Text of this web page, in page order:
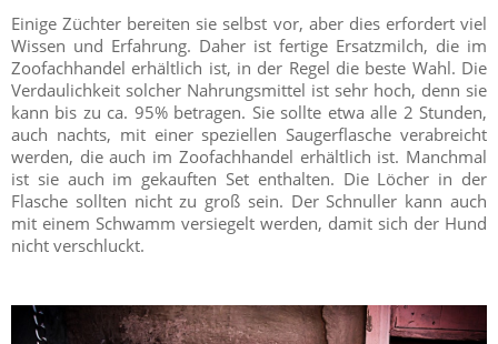
Einige Züchter bereiten sie selbst vor, aber dies erfordert viel
Wissen und Erfahrung. Daher ist fertige Ersatzmilch, die im
Zoofachhandel erhältlich ist, in der Regel die beste Wahl. Die
Verdaulichkeit solcher Nahrungsmittel ist sehr hoch, denn sie
kann bis zu ca. 95% betragen. Sie sollte etwa alle 2 Stunden,
auch nachts, mit einer speziellen Saugerflasche verabreicht
werden, die auch im Zoofachhandel erhältlich ist. Manchmal
ist sie auch im gekauften Set enthalten. Die Löcher in der
Flasche sollten nicht zu groß sein. Der Schnuller kann auch
mit einem Schwamm versiegelt werden, damit sich der Hund
nicht verschluckt.